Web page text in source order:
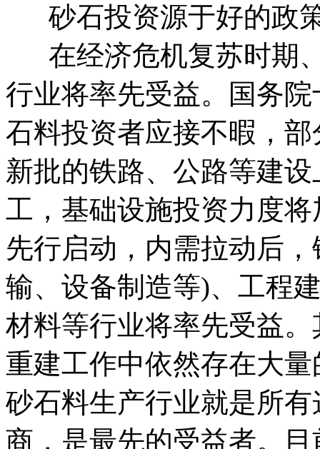
砂石投资源于好的政
在经济危机复苏时期
行业将率先受益。国务
石料投资者应接不暇，
新批的铁路、公路等建
工，基础设施投资力度
先行启动，内需拉动后
输、设备制造等)、工程
材料等行业将率先受益
重建工作中依然存在大
砂石料生产行业就是所
商，是最先的受益者。